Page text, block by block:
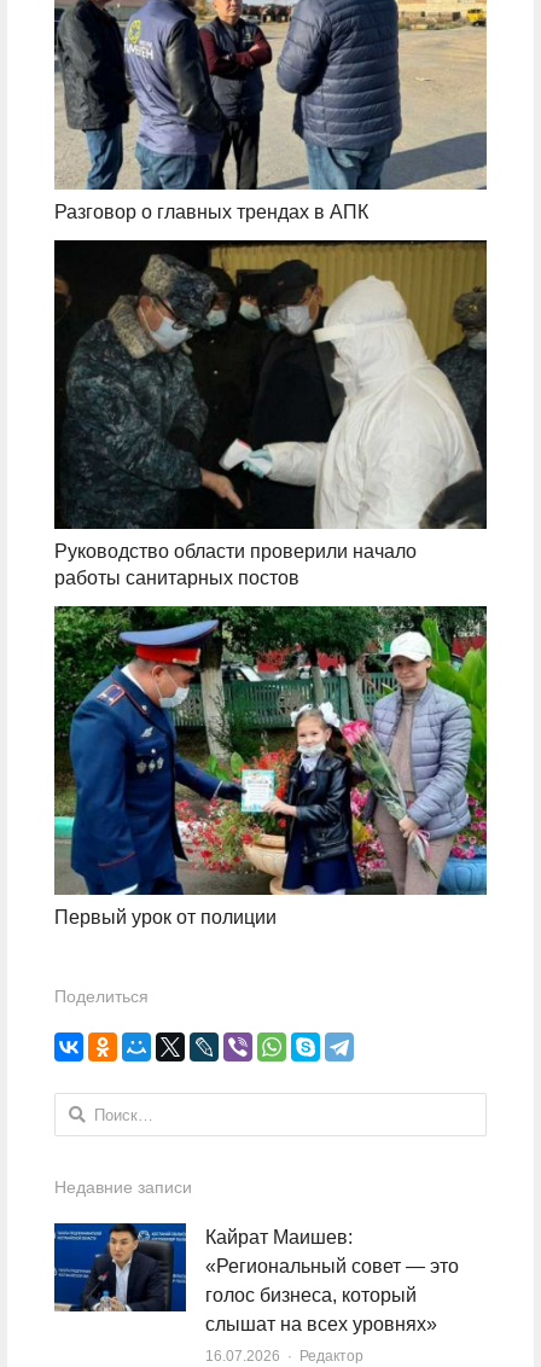
Разговор о главных трендах в АПК
Руководство области проверили начало
работы санитарных постов
Первый урок от полиции
Поделиться
Найти:
Недавние записи
Кайрат Маишев:
«Региональный совет — это
голос бизнеса, который
слышат на всех уровнях»
16.07.2026 Author
Редактор